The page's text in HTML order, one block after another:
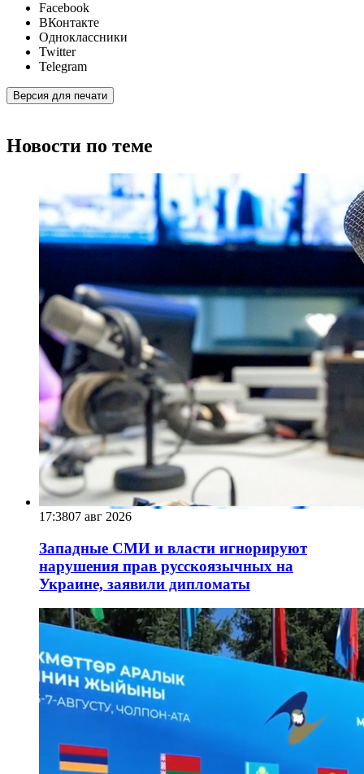
Facebook
ВКонтакте
Одноклассники
Twitter
Telegram
Версия для печати
Новости по теме
17:3807 авг 2026
Западные СМИ и власти игнорируют
нарушения прав русскоязычных на
Украине, заявили дипломаты